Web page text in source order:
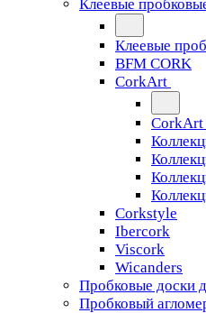
Клеевые
Клеевые
BFM CORK
CorkArt
CorkArt
Corkstyle
Ibercork
Viscork
Wicanders
Пробковые доски
Пробковый